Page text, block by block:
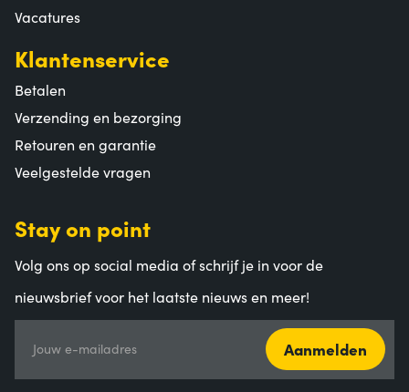
Vacatures
Klantenservice
Betalen
Verzending en bezorging
Retouren en garantie
Veelgestelde vragen
Stay on point
Volg ons op social media of schrijf je in voor de
nieuwsbrief voor het laatste nieuws en meer!
Jouw e-mailadres Aanmelden